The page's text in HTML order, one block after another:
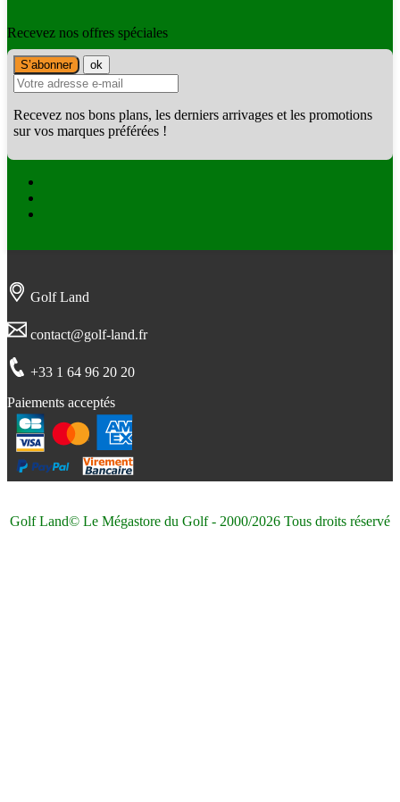
Recevez nos offres spéciales
Recevez nos bons plans, les derniers arrivages et les promotions
sur vos marques préférées !
Golf Land
contact@golf-land.fr
+33 1 64 96 20 20
Paiements acceptés
Golf Land© Le Mégastore du Golf - 2000/2026 Tous droits réservé